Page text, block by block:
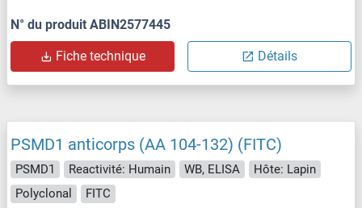
N° du produit ABIN2577445
Fiche technique Détails
PSMD1 anticorps (AA 104-132) (FITC)
PSMD1 Reactivité: Humain WB, ELISA
Hôte: Lapin
Polyclonal
FITC